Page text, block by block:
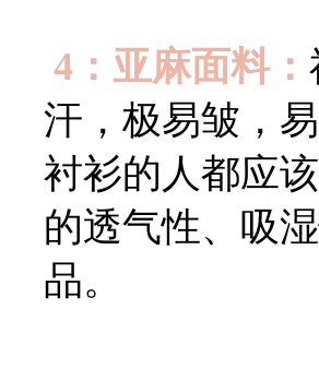
4：亚麻面料：
汗，极易皱，
衬衫的人都应
的透气性、吸
品。